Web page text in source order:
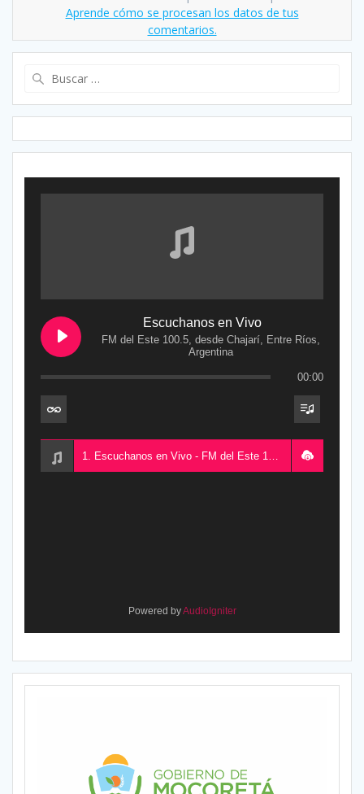
Aprende cómo se procesan los datos de tus
comentarios.
Escuchanos en Vivo
FM del Este 100.5, desde Chajarí, Entre Ríos,
Argentina
00:00
Powered byAudioIgniter